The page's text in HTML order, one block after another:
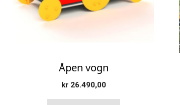
Åpen vogn
kr26.490,00